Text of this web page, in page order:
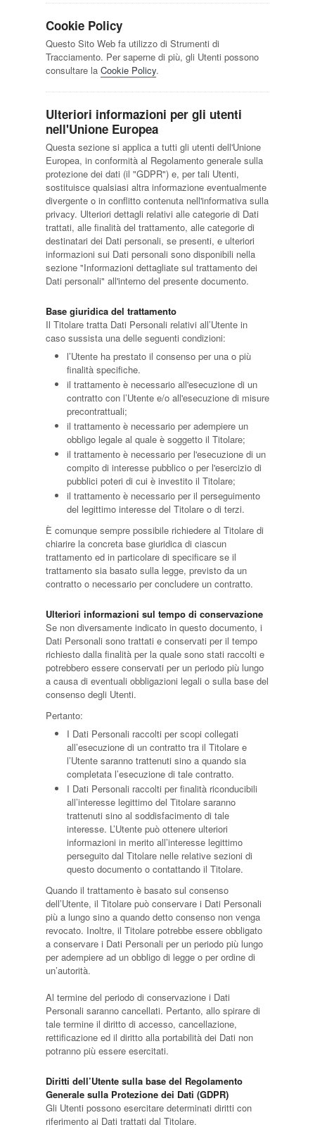
Cookie Policy
Questo Sito Web fa utilizzo di Strumenti di
Tracciamento. Per saperne di più, gli Utenti possono
consultare la Cookie Policy.
Ulteriori informazioni per gli utenti
nell'Unione Europea
Questa sezione si applica a tutti gli utenti dell'Unione
Europea, in conformità al Regolamento generale sulla
protezione dei dati (il "GDPR") e, per tali Utenti,
sostituisce qualsiasi altra informazione eventualmente
divergente o in conflitto contenuta nell'informativa sulla
privacy. Ulteriori dettagli relativi alle categorie di Dati
trattati, alle finalità del trattamento, alle categorie di
destinatari dei Dati personali, se presenti, e ulteriori
informazioni sui Dati personali sono disponibili nella
sezione "Informazioni dettagliate sul trattamento dei
Dati personali" all'interno del presente documento.
Base giuridica del trattamento
Il Titolare tratta Dati Personali relativi all’Utente in
caso sussista una delle seguenti condizioni:
l’Utente ha prestato il consenso per una o più
finalità specifiche.
il trattamento è necessario all'esecuzione di un
contratto con l’Utente e/o all'esecuzione di misure
precontrattuali;
il trattamento è necessario per adempiere un
obbligo legale al quale è soggetto il Titolare;
il trattamento è necessario per l'esecuzione di un
compito di interesse pubblico o per l'esercizio di
pubblici poteri di cui è investito il Titolare;
il trattamento è necessario per il perseguimento
del legittimo interesse del Titolare o di terzi.
È comunque sempre possibile richiedere al Titolare di
chiarire la concreta base giuridica di ciascun
trattamento ed in particolare di specificare se il
trattamento sia basato sulla legge, previsto da un
contratto o necessario per concludere un contratto.
Ulteriori informazioni sul tempo di conservazione
Se non diversamente indicato in questo documento, i
Dati Personali sono trattati e conservati per il tempo
richiesto dalla finalità per la quale sono stati raccolti e
potrebbero essere conservati per un periodo più lungo
a causa di eventuali obbligazioni legali o sulla base del
consenso degli Utenti.
Pertanto:
I Dati Personali raccolti per scopi collegati
all’esecuzione di un contratto tra il Titolare e
l’Utente saranno trattenuti sino a quando sia
completata l’esecuzione di tale contratto.
I Dati Personali raccolti per finalità riconducibili
all’interesse legittimo del Titolare saranno
trattenuti sino al soddisfacimento di tale
interesse. L’Utente può ottenere ulteriori
informazioni in merito all’interesse legittimo
perseguito dal Titolare nelle relative sezioni di
questo documento o contattando il Titolare.
Quando il trattamento è basato sul consenso
dell’Utente, il Titolare può conservare i Dati Personali
più a lungo sino a quando detto consenso non venga
revocato. Inoltre, il Titolare potrebbe essere obbligato
a conservare i Dati Personali per un periodo più lungo
per adempiere ad un obbligo di legge o per ordine di
un’autorità.
Al termine del periodo di conservazione i Dati
Personali saranno cancellati. Pertanto, allo spirare di
tale termine il diritto di accesso, cancellazione,
rettificazione ed il diritto alla portabilità dei Dati non
potranno più essere esercitati.
Diritti dell’Utente sulla base del Regolamento
Generale sulla Protezione dei Dati (GDPR)
Gli Utenti possono esercitare determinati diritti con
riferimento ai Dati trattati dal Titolare.